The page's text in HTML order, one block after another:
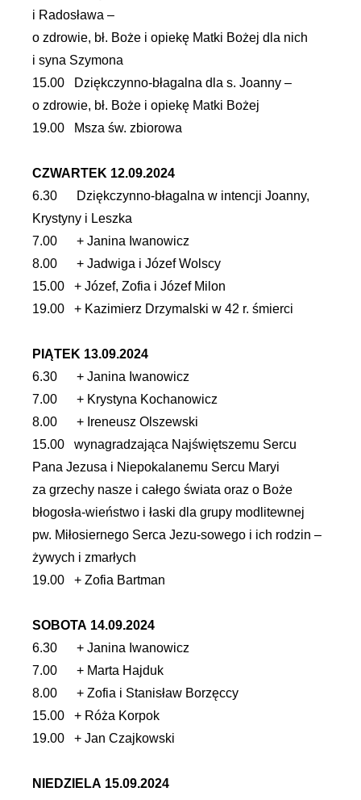
i Radosława –
o zdrowie, bł. Boże i opiekę Matki Bożej dla nich
i syna Szymona
15.00 Dziękczynno-błagalna dla s. Joanny –
o zdrowie, bł. Boże i opiekę Matki Bożej
19.00 Msza św. zbiorowa
CZWARTEK 12.09.2024
6.30 Dziękczynno-błagalna w intencji Joanny,
Krystyny i Leszka
7.00 + Janina Iwanowicz
8.00 + Jadwiga i Józef Wolscy
15.00 + Józef, Zofia i Józef Milon
19.00 + Kazimierz Drzymalski w 42 r. śmierci
PIĄTEK 13.09.2024
6.30 + Janina Iwanowicz
7.00 + Krystyna Kochanowicz
8.00 + Ireneusz Olszewski
15.00 wynagradzająca Najświętszemu Sercu
Pana Jezusa i Niepokalanemu Sercu Maryi
za grzechy nasze i całego świata oraz o Boże
błogosła-wieństwo i łaski dla grupy modlitewnej
pw. Miłosiernego Serca Jezu-sowego i ich rodzin –
żywych i zmarłych
19.00 + Zofia Bartman
SOBOTA 14.09.2024
6.30 + Janina Iwanowicz
7.00 + Marta Hajduk
8.00 + Zofia i Stanisław Borzęccy
15.00 + Róża Korpok
19.00 + Jan Czajkowski
NIEDZIELA 15.09.2024